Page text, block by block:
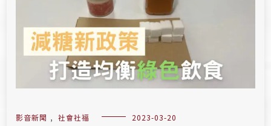
影音新聞 , 社會社福 2023-03-20